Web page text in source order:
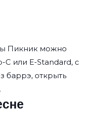
Пикник можно
C или E-Standard, с
баррэ, открыть